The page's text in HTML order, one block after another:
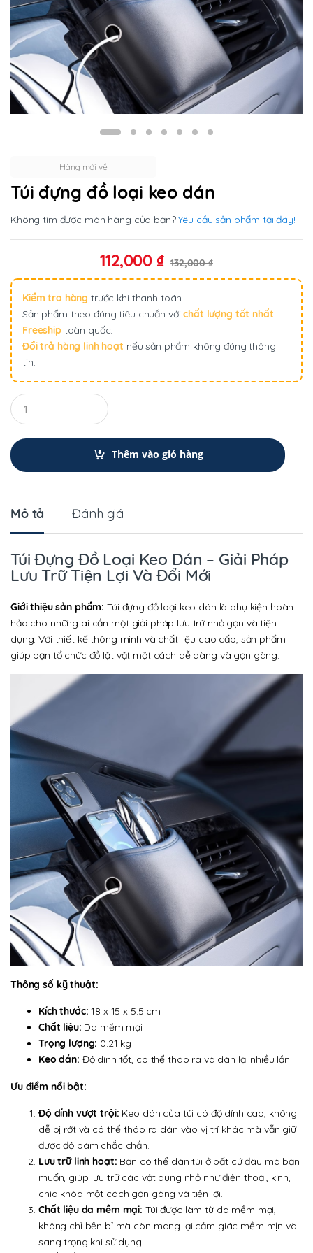
Hàng mới về
Túi đựng đồ loại keo dán
Không tìm được món hàng của bạn?Yêu cầu sản phẩm tại đây!
112,000 ₫ 132,000₫
Kiểm tra hàng trước khi thanh toán.
Sản phẩm theo đúng tiêu chuẩn vớichất lượng tốt nhất.
Freeshiptoàn quốc.
Đổi trả hàng linh hoạt nếu sản phẩm không đúng thông
tin.
Q
u
a
t
i
Thêm vào giỏ hàng
Mô tả Đánh giá
Túi Đựng Đồ Loại Keo Dán – Giải Pháp
Lưu Trữ Tiện Lợi Và Đổi Mới
Giới thiệu sản phẩm: Túi đựng đồ loại keo dán là phụ kiện hoàn
hảo cho những ai cần một giải pháp lưu trữ nhỏ gọn và tiện
dụng. Với thiết kế thông minh và chất liệu cao cấp, sản phẩm
giúp bạn tổ chức đồ lặt vặt một cách dễ dàng và gọn gàng.
Thông số kỹ thuật:
Kích thước: 18 x 15 x 5.5 cm
Chất liệu: Da mềm mại
Trọng lượng: 0.21 kg
Keo dán: Độ dính tốt, có thể tháo ra và dán lại nhiều lần
Ưu điểm nổi bật:
Độ dính vượt trội: Keo dán của túi có độ dính cao, không
dễ bị rớt và có thể tháo ra dán vào vị trí khác mà vẫn giữ
được độ bám chắc chắn.
Lưu trữ linh hoạt: Bạn có thể dán túi ở bất cứ đâu mà bạn
muốn, giúp lưu trữ các vật dụng nhỏ như điện thoại, kính,
chìa khóa một cách gọn gàng và tiện lợi.
Chất liệu da mềm mại: Túi được làm từ da mềm mại,
không chỉ bền bỉ mà còn mang lại cảm giác mềm mịn và
sang trọng khi sử dụng.